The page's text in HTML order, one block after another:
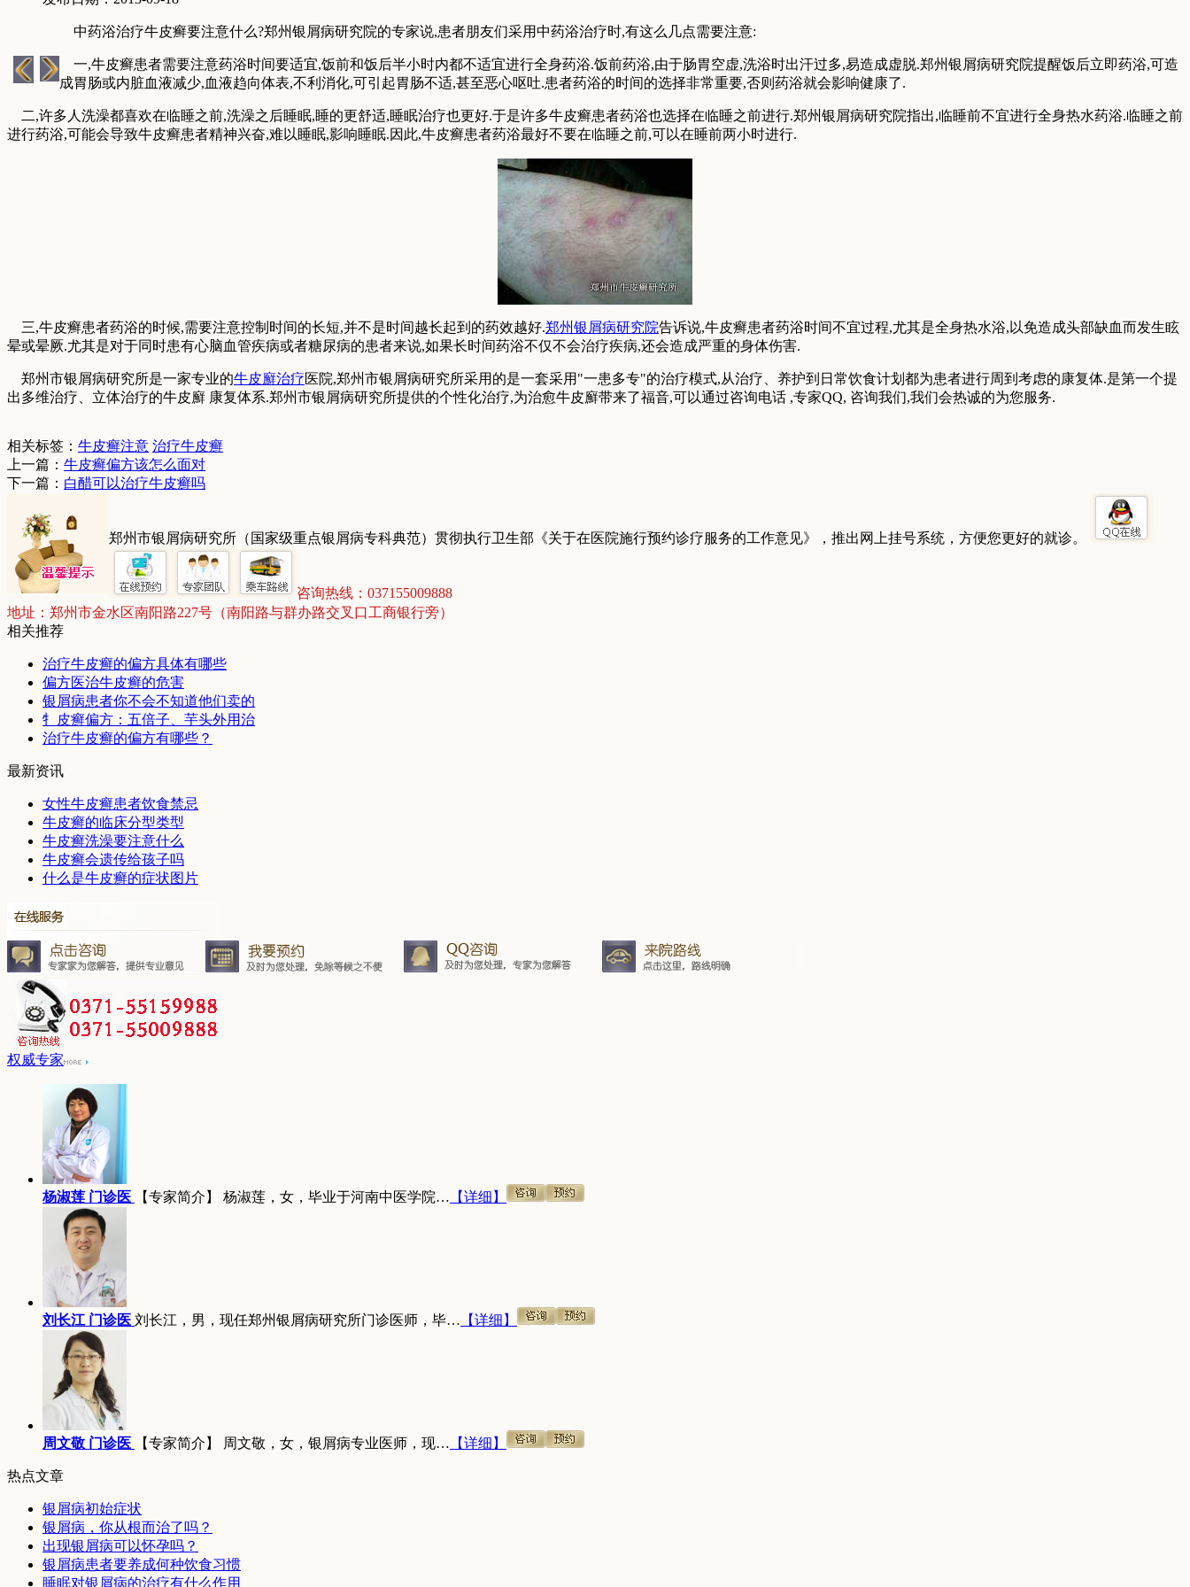
中药浴治疗牛皮癣要注意什么?郑州银屑病研究院的专家说,患者朋友们采用中药浴治疗时,有这么几点需要注意:
一,牛皮癣患者需要注意药浴时间要适宜,饭前和饭后半小时内都不适宜进行全身药浴.饭前药浴,由于肠胃空虚,洗浴时出汗过多,易造成虚脱.郑州银屑病研究院提醒饭后立即药浴,可造
成胃肠或内脏血液减少,血液趋向体表,不利消化,可引起胃肠不适,甚至恶心呕吐.患者药浴的时间的选择非常重要,否则药浴就会影响健康了.
二,许多人洗澡都喜欢在临睡之前,洗澡之后睡眠,睡的更舒适,睡眠治疗也更好.于是许多牛皮癣患者药浴也选择在临睡之前进行.郑州银屑病研究院指出,临睡前不宜进行全身热水药浴.临睡之前
进行药浴,可能会导致牛皮癣患者精神兴奋,难以睡眠,影响睡眠.因此,牛皮癣患者药浴最好不要在临睡之前,可以在睡前两小时进行.
三,牛皮癣患者药浴的时候,需要注意控制时间的长短,并不是时间越长起到的药效越好.郑州银屑病研究院告诉说,牛皮癣患者药浴时间不宜过程,尤其是全身热水浴,以免造成头部缺血而发生眩
晕或晕厥.尤其是对于同时患有心脑血管疾病或者糖尿病的患者来说,如果长时间药浴不仅不会治疗疾病,还会造成严重的身体伤害.
郑州市银屑病研究所是一家专业的牛皮廯治疗医院,郑州市银屑病研究所采用的是一套采用"一患多专"的治疗模式,从治疗、养护到日常饮食计划都为患者进行周到考虑的康复体.是第一个提
出多维治疗、立体治疗的牛皮廯 康复体系.郑州市银屑病研究所提供的个性化治疗,为治愈牛皮廯带来了福音,可以通过咨询电话 ,专家QQ, 咨询我们,我们会热诚的为您服务.
相关标签： 牛皮癣注意 治疗牛皮癣
上一篇： 牛皮癣偏方该怎么面对
下一篇： 白醋可以治疗牛皮癣吗
郑州市银屑病研究所（国家级重点银屑病专科典范）贯彻执行卫生部《关于在医院施行预约诊疗服务的工作意见》，推出网上挂号系统，方便您更好的就诊。
咨询热线：037155009888
地址：郑州市金水区南阳路227号（南阳路与群办路交叉口工商银行旁）
相关推荐
治疗牛皮癣的偏方具体有哪些
偏方医治牛皮癣的危害
银屑病患者你不会不知道他们卖的
牜皮癣偏方：五倍子、芋头外用治
治疗牛皮癣的偏方有哪些？
最新资讯
女性牛皮癣患者饮食禁忌
牛皮癣的临床分型类型
牛皮癣洗澡要注意什么
牛皮癣会遗传给孩子吗
什么是牛皮癣的症状图片
权威专家
杨淑莲 门诊医 【专家简介】 杨淑莲，女，毕业于河南中医学院… 【详细】
刘长江 门诊医 刘长江，男，现任郑州银屑病研究所门诊医师，毕… 【详细】
周文敬 门诊医 【专家简介】 周文敬，女，银屑病专业医师，现… 【详细】
热点文章
银屑病初始症状
银屑病，你从根而治了吗？
出现银屑病可以怀孕吗？
银屑病患者要养成何种饮食习惯
睡眠对银屑病的治疗有什么作用